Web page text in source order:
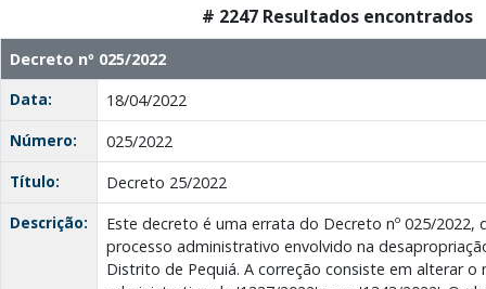
# 2247 Resultados encontrados
Decreto nº 025/2022
Data:
18/04/2022
Número:
025/2022
Título:
Decreto 25/2022
Descrição:
Este decreto é uma errata do Decreto nº 025/2022,
processo administrativo envolvido na
Distrito de Pequiá. A correção consiste em alterar o